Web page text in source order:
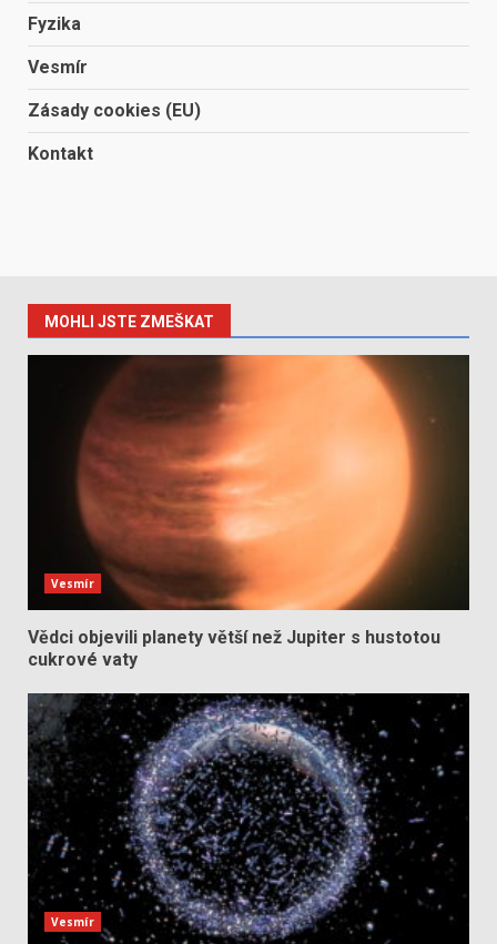
Fyzika
Vesmír
Zásady cookies (EU)
Kontakt
MOHLI JSTE ZMEŠKAT
Vesmír
Vědci objevili planety větší než Jupiter s hustotou
cukrové vaty
Vesmír